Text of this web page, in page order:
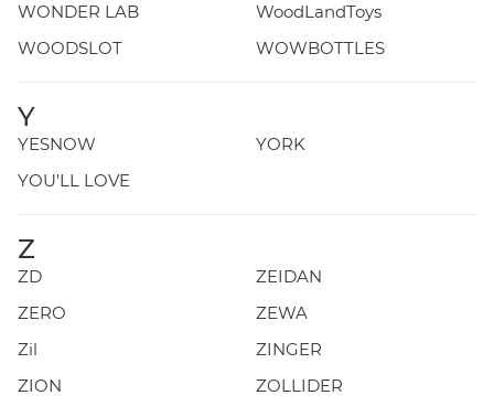
WONDER LAB
WoodLandToys
WOODSLOT
WOWBOTTLES
Y
YESNOW
YORK
YOU'LL LOVE
Z
ZD
ZEIDAN
ZERO
ZEWA
Zil
ZINGER
ZION
ZOLLIDER